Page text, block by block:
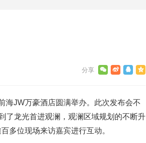
JW万豪酒店圆满举办。此次发布会不
了龙光首进观澜，观澜区域规划的不断升
多位现场来访嘉宾进行互动。